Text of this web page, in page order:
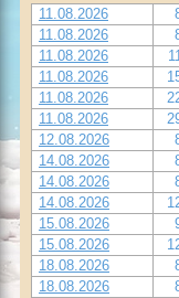
11.08.2026
11.08.2026
11.08.2026
11.08.2026
11.08.2026
11.08.2026
12.08.2026
14.08.2026
14.08.2026
14.08.2026
15.08.2026
15.08.2026
18.08.2026
18.08.2026